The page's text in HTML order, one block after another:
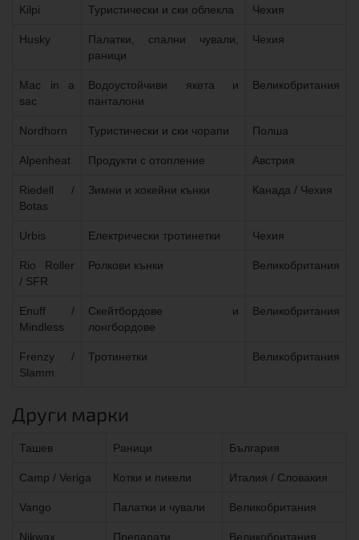
Kilpi Туристически и ски облекла Чехия
Husky
Палатки, спални чували,
раници
Чехия
Mac in a
sac
Водоустойчиви якета и
панталони
Великобритания
Nordhorn Туристически и ски чорапи Полша
Alpenheat Продукти с отопление Австрия
Riedell /
Botas
Зимни и хокейни кънки Канада / Чехия
Urbis Електрически тротинетки Чехия
Rio Roller
/ SFR
Ролкови кънки Великобритания
Enuff /
Mindless
Скейтбордове и
лонгбордове
Великобритания
Frenzy /
Slamm
Тротинетки Великобритания
Други марки
Ташев Раници България
Camp / Veriga Котки и пикели Италия / Словакия
Vango Палатки и чували Великобритания
Nikwax Препарати Великобритания